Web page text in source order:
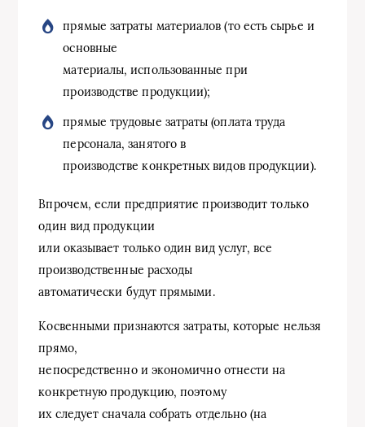
прямые затраты материалов (то есть сырье и
основные
материалы, использованные при
производстве продукции);
прямые трудовые затраты (оплата труда
персонала, занятого в
производстве конкретных видов продукции).
Впрочем, если предприятие производит только
один вид продукции
или оказывает только один вид услуг, все
производственные расходы
автоматически будут прямыми.
Косвенными признаются затраты, которые нельзя
прямо,
непосредственно и экономично отнести на
конкретную продукцию, поэтому
их следует сначала собрать отдельно (на